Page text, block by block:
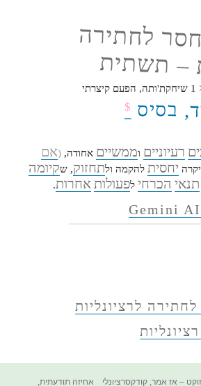
לרציונליות
–
אמונה
שהתממשה
לחתירה
– תשתית
שיחקת'ותה, הפעם קיצרתי
בסיס $
רעיוניים וממשיים אחודה,(אם
יקרה יחסית להקמה ולתחזוק, שקיומה
תנאי הכרחי לפעולות אחרות.
Gemini AI
לרציונליות
– אז אמר ,קודקסרציונלי תגיות
אחיזה תודעתית